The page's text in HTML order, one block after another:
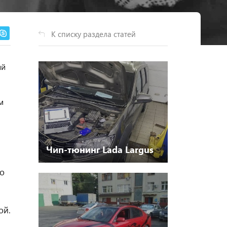
К списку раздела статей
Чип-тюнинг Lada Largus